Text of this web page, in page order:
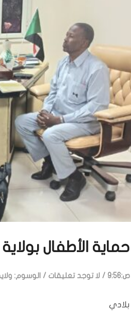
الأطفال بولاية
/ لا توجد تعليقات / الوسوم:
بلادي